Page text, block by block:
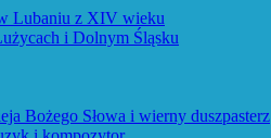
Lubaniu z XIV wieku
i Dolnym Śląsku
Bożego Słowa i wierny duszpasterz